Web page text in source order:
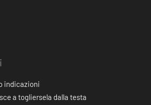
indicazioni
a togliersela dalla testa